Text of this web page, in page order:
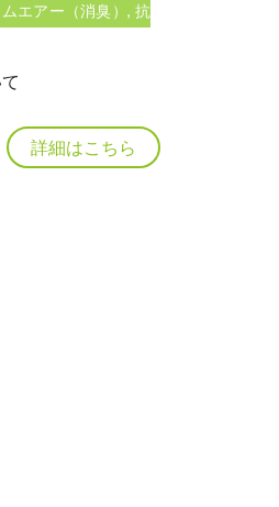
ムエアー（消臭）, 抗
詳細はこちら